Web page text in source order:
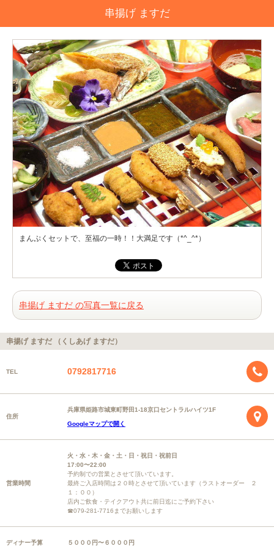
串揚げ ますだ
まんぷくセットで、至福の一時！！大満足です（*^_^*）
串揚げ ますだ の写真一覧に戻る
串揚げ ますだ （くしあげ ますだ）
TEL 0792817716
住所
兵庫県姫路市城東町野田1-18京口セントラルハイツ1F
Googleマップで開く
営業時間
火・水・木・金・土・日・祝日・祝前日
17:00〜22:00
予約制での営業とさせて頂いています。
最終ご入店時間は２０時とさせて頂いています（ラストオーダー ２
１：００）
店内ご飲食・テイクアウト共に前日迄にご予約下さい
☎079-281-7716までお願いします
ディナー予算 ５０００円〜６０００円